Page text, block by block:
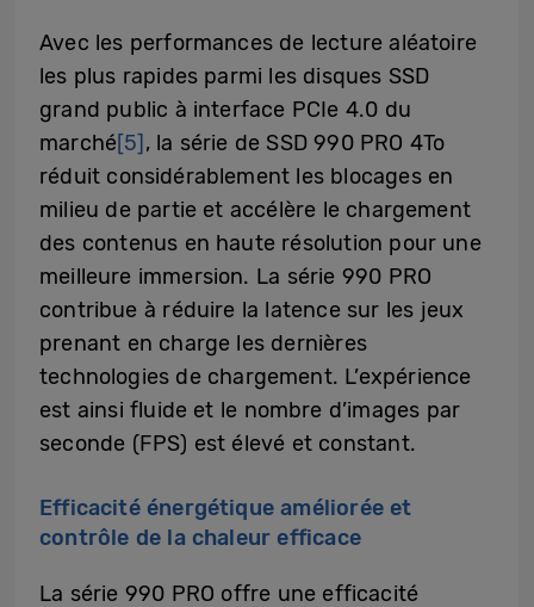
Avec les performances de lecture aléatoire
les plus rapides parmi les disques SSD
grand public à interface PCIe 4.0 du
marché[5] , la série de SSD 990 PRO 4To
réduit considérablement les blocages en
milieu de partie et accélère le chargement
des contenus en haute résolution pour une
meilleure immersion. La série 990 PRO
contribue à réduire la latence sur les jeux
prenant en charge les dernières
technologies de chargement. L’expérience
est ainsi fluide et le nombre d’images par
seconde (FPS) est élevé et constant.
Efficacité énergétique améliorée et
contrôle de la chaleur efficace
La série 990 PRO offre une efficacité